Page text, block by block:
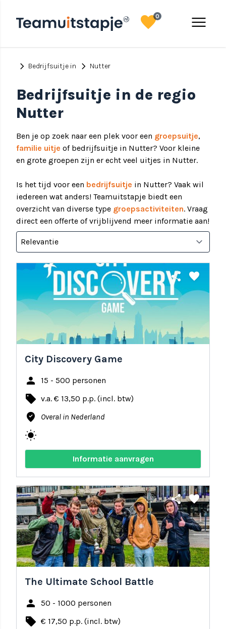
menu
favorite0
chevron_right Bedrijfsuitje in chevron_right Nutter
Bedrijfsuitje in de regio
Nutter
Ben je op zoek naar een plek voor een groepsuitje,
familie uitje of bedrijfsuitje in Nutter? Voor kleine
en grote groepen zijn er echt veel uitjes in Nutter.
Is het tijd voor een bedrijfsuitje in Nutter? Vaak wil
iedereen wat anders! Teamuitstapje biedt een
overzicht van diverse type groepsactiviteiten. Vraag
direct een offerte of vrijblijvend meer informatie aan!
share favorite
City Discovery Game
person 15 - 500 personen
local_offer v.a. € 13,50 p.p. (incl. btw)
where_to_vote Overal in Nederland
wb_sunny
Informatie aanvragen
share favorite
The Ultimate School Battle
person 50 - 1000 personen
local_offer € 17,50 p.p. (incl. btw)